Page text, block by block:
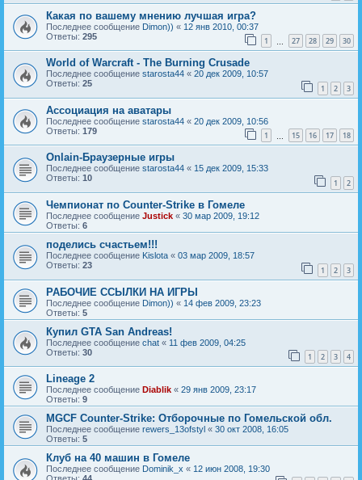
Какая по вашему мнению лучшая игра?
Последнее сообщение Dimon)) « 12 янв 2010, 00:37
Ответы: 295 1 27 28 29 30
World of Warcraft - The Burning Crusade
Последнее сообщение starosta44 « 20 дек 2009, 10:57
Ответы: 25 1 2 3
Ассоциация на аватары
Последнее сообщение starosta44 « 20 дек 2009, 10:56
Ответы: 179 1 15 16 17 18
Onlain-Браузерные игры
Последнее сообщение starosta44 « 15 дек 2009, 15:33
Ответы: 10 1 2
Чемпионат по Counter-Strike в Гомеле
Последнее сообщение Justick « 30 мар 2009, 19:12
Ответы: 6
поделись счастьем!!!
Последнее сообщение Kislota « 03 мар 2009, 18:57
Ответы: 23 1 2 3
РАБОЧИЕ ССЫЛКИ НА ИГРЫ
Последнее сообщение Dimon)) « 14 фев 2009, 23:23
Ответы: 5
Купил GTA San Andreas!
Последнее сообщение chat « 11 фев 2009, 04:25
Ответы: 30 1 2 3 4
Lineage 2
Последнее сообщение Diablik « 29 янв 2009, 23:17
Ответы: 9
MGCF Counter-Strike: Отборочные по Гомельской обл.
Последнее сообщение rewers_13ofstyl « 30 окт 2008, 16:05
Ответы: 5
Клуб на 40 машин в Гомеле
Последнее сообщение Dominik_x « 12 июн 2008, 19:30